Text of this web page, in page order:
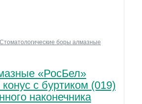
Стоматологические боры алмазные
«РосБел»
с буртиком (019)
наконечника